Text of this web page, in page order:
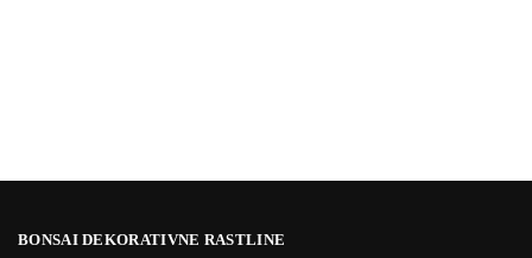
BONSAI DEKORATIVNE RASTLINE